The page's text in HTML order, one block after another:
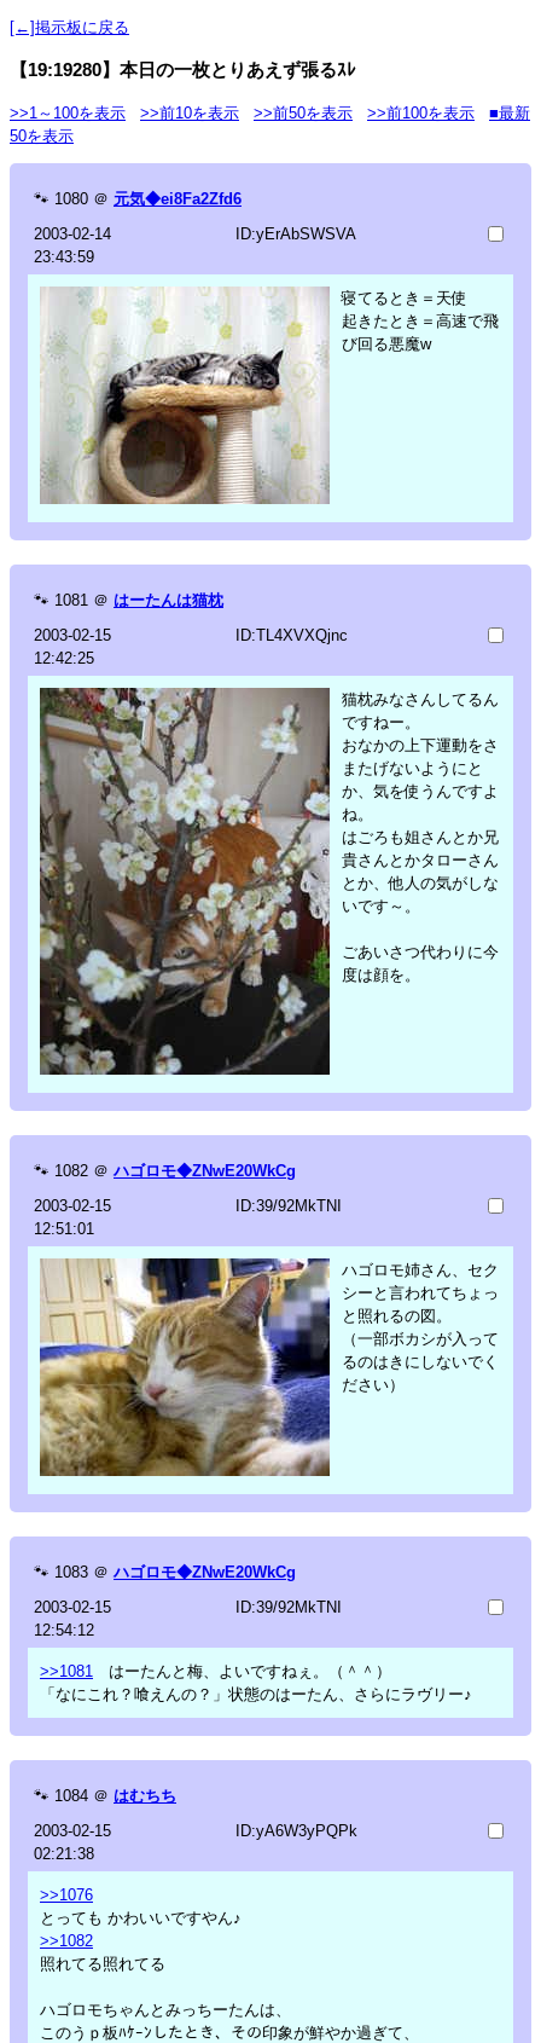
[←]掲示板に戻る
【19:19280】本日の一枚とりあえず張るｽﾚ
>>1～100を表示 >>前10を表示 >>前50を表示 >>前100を表示
■最新
50を表示
🐾 1080 ＠ 元気◆ei8Fa2Zfd6
2003-02-14
23:43:59
ID:yErAbSWSVA
寝てるとき＝天使
起きたとき＝高速で飛
び回る悪魔w
🐾 1081 ＠ はーたんは猫枕
2003-02-15
12:42:25
ID:TL4XVXQjnc
猫枕みなさんしてるん
ですねー。
おなかの上下運動をさ
またげないようにと
か、気を使うんですよ
ね。
はごろも姐さんとか兄
貴さんとかタローさん
とか、他人の気がしな
いです～。
ごあいさつ代わりに今
度は顔を。
🐾 1082 ＠ ハゴロモ◆ZNwE20WkCg
2003-02-15
12:51:01
ID:39/92MkTNI
ハゴロモ姉さん、セク
シーと言われてちょっ
と照れるの図。
（一部ボカシが入って
るのはきにしないでく
ださい）
🐾 1083 ＠ ハゴロモ◆ZNwE20WkCg
2003-02-15
12:54:12
ID:39/92MkTNI
>>1081
はーたんと梅、よいですねぇ。（＾＾）
「なにこれ？喰えんの？」状態のはーたん、さらにラヴリー♪
🐾 1084 ＠ はむちち
2003-02-15
02:21:38
ID:yA6W3yPQPk
>>1076
とっても かわいいですやん♪
>>1082
照れてる照れてる
ハゴロモちゃんとみっちーたんは、
このうｐ板ﾊｹｰﾝしたとき、その印象が鮮やか過ぎて、